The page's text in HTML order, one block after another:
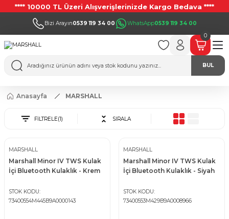
**** 10000 TL Üzeri Alışverişlerinizde Kargo Bedava ****
Bizi Arayın0539 119 34 00 WhatsApp0539 119 34 00
BUL
0
Anasayfa MARSHALL
FİLTRELE(1) SIRALA
MARSHALL
Marshall Minor IV TWS Kulak
İçi Bluetooth Kulaklık - Krem
STOK KODU
73400554M445B9A0000143
MARSHALL
Marshall Minor IV TWS Kulak
İçi Bluetooth Kulaklık - Siyah
STOK KODU
73400553M429B9A0008966